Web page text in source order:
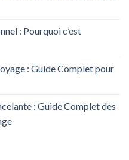
: Pourquoi c’est
: Guide Complet pour
: Guide Complet des